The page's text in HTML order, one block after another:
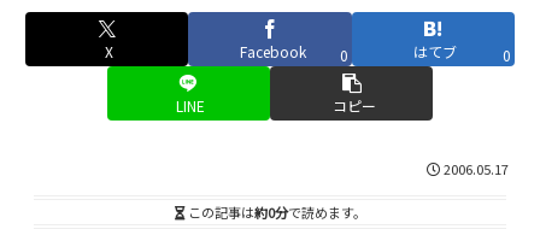
X Facebook 0 はてブ 0
LINE コピー
2006.05.17
この記事は約0分で読めます。